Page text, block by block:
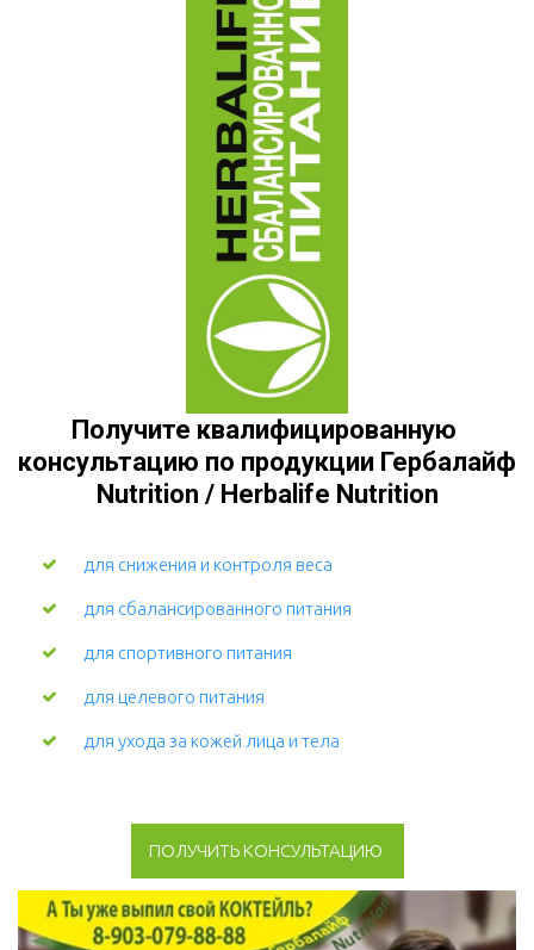
Получите квалифицированную
консультацию по продукции Гербалайф
Nutrition / Herbalife Nutrition
для снижения и контроля веса
для сбалансированного питания
для спортивного питания
для целевого питания
для ухода за кожей лица и тела
ПОЛУЧИТЬ КОНСУЛЬТАЦИЮ